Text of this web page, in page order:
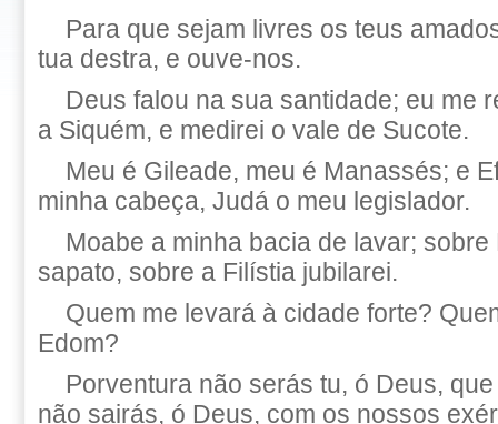
Para que sejam livres os teus
tua destra, e ouve-nos.
Deus falou na sua santidade; eu me
a Siquém, e medirei o vale de Sucote.
Meu é Gileade, meu é Manassés; e
minha cabeça, Judá o meu legislador.
Moabe a minha bacia de lavar;
sapato, sobre a Filístia jubilarei.
Quem me levará à cidade forte?
Edom?
Porventura não serás tu, ó Deus,
não sairás, ó Deus, com os nossos